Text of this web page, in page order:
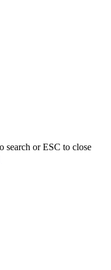
search or ESC to close